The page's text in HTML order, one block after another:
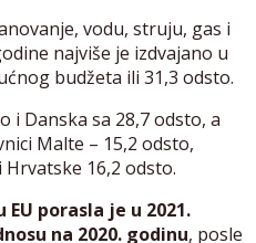
vodu, struju, gas i
najviše je izdvajano u
budžeta ili 31,3 odsto.
i Danska sa 28,7 odsto, a
Malte – 15,2 odsto,
16,2 odsto.
porasla je u 2021.
na 2020. godinu, posle